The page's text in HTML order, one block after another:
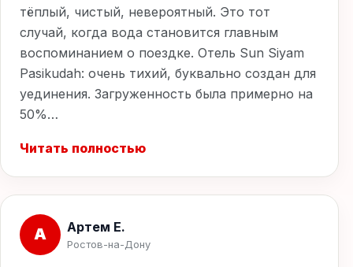
тёплый, чистый, невероятный. Это тот
случай, когда вода становится главным
воспоминанием о поездке. Отель Sun Siyam
Pasikudah: очень тихий, буквально создан для
уединения. Загруженность была примерно на
50%…
Читать полностью
А Артем Е.
Ростов-на-Дону